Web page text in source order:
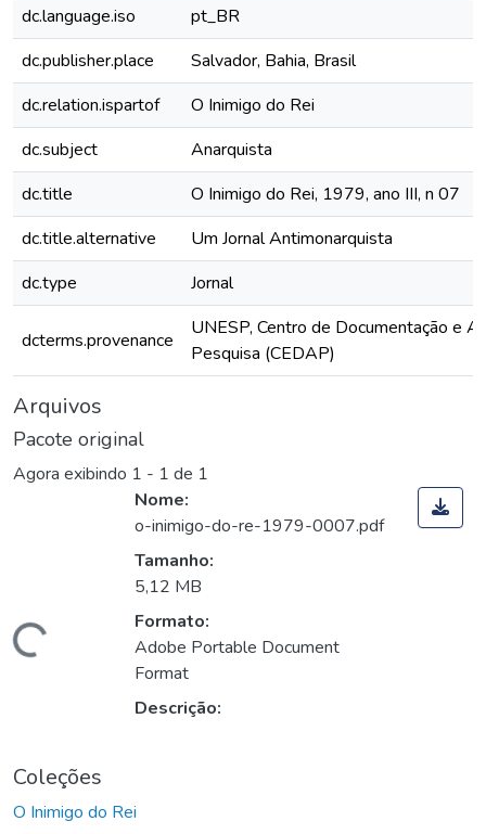
dc.language.iso
pt_BR
dc.publisher.place
Salvador, Bahia, Brasil
dc.relation.ispartof
O Inimigo do Rei
dc.subject
Anarquista
dc.title
O Inimigo do Rei, 1979, ano III, n 07
dc.title.alternative
Um Jornal Antimonarquista
dc.type
Jornal
dcterms.provenance
UNESP, Centro de Documentação e
Pesquisa (CEDAP)
Arquivos
Pacote original
Agora exibindo 1 - 1 de 1
Nome:
o-inimigo-do-re-1979-0007.pdf
Tamanho:
5,12 MB
Formato:
Adobe Portable Document
Format
Descrição:
Coleções
O Inimigo do Rei